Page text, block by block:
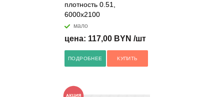
плотность 0.51,
6000x2100
мало
цена: 117,00 BYN /шт
ПОДРОБНЕЕ КУПИТЬ